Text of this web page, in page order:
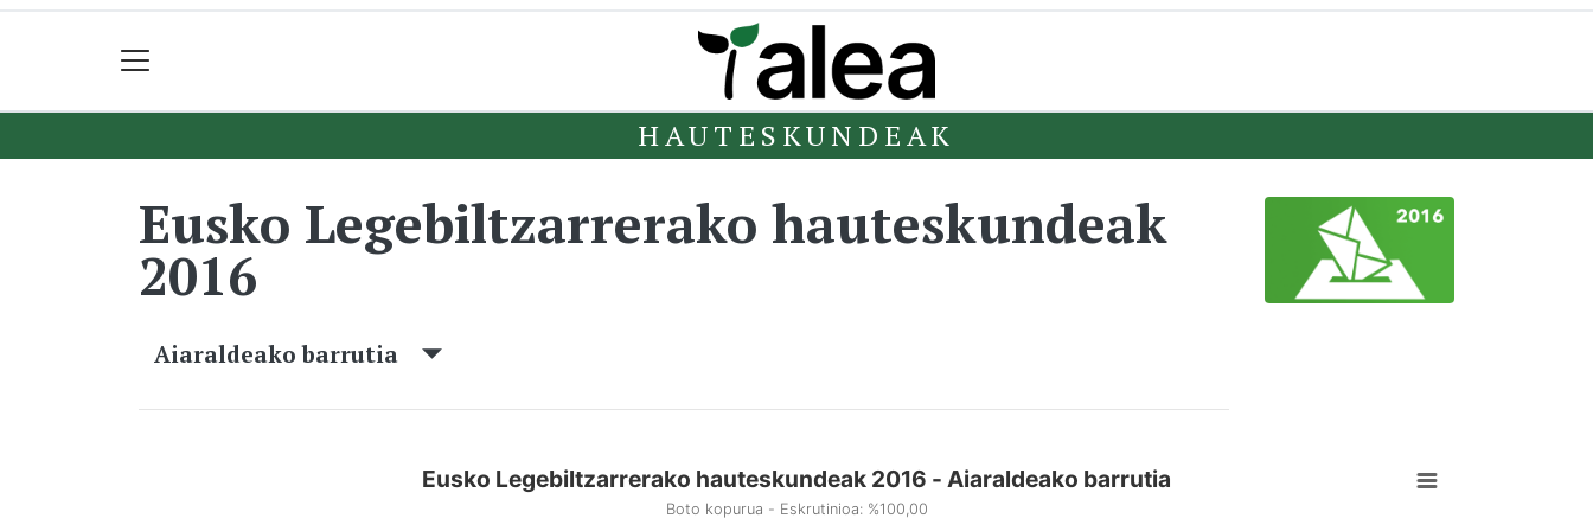
HAUTESKUNDEAK
Eusko Legebiltzarrerako hauteskundeak
2016
Aiaraldeako barrutia
Eusko Legebiltzarrerako hauteskundeak 2016 - Aiaraldeako barrutia
Boto kopurua - Eskrutinioa: %100,00